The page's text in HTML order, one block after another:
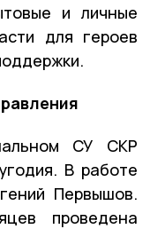
и личные
для героев
СУ СКР
В работе
Первышов.
проведена